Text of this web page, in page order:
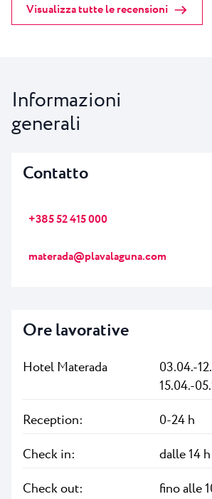
Visualizza tutte le recensioni
Informazioni
generali
Contatto
+385 52 415 000
materada@plavalaguna.com
Ore lavorative
Hotel Materada
03.04.-
15.04.-
Reception:
0-24 h
Check in:
dalle 14 h
Check out:
fino alle